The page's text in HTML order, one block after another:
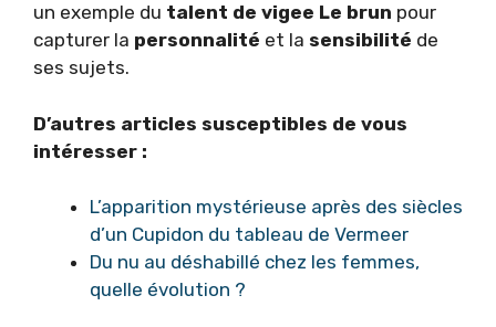
un exemple du talent de vigee Le brun pour
capturer la personnalité et la sensibilité de
ses sujets.
D’autres articles susceptibles de vous
intéresser :
L’apparition mystérieuse après des siècles
d’un Cupidon du tableau de Vermeer
Du nu au déshabillé chez les femmes,
quelle évolution ?